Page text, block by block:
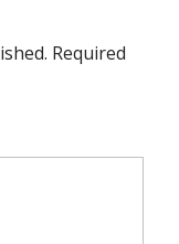
Required